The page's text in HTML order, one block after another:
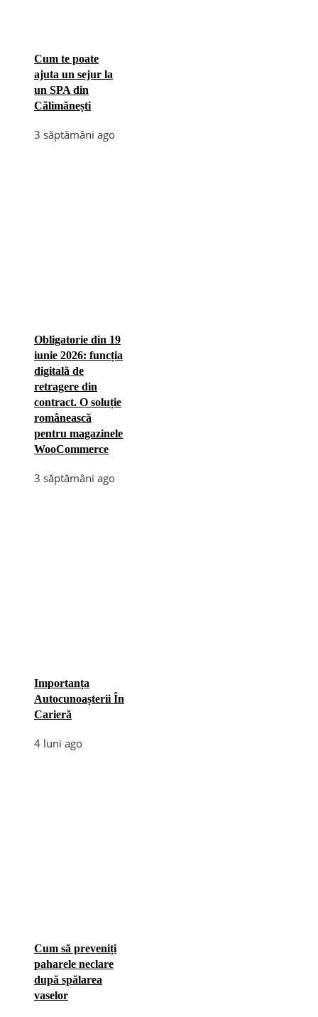
Cum te poate
ajuta un sejur la
un SPA din
Călimănești
3 săptămâni ago
Obligatorie din 19
iunie 2026: funcția
digitală de
retragere din
contract. O soluție
românească
pentru magazinele
WooCommerce
3 săptămâni ago
Importanța
Autocunoașterii În
Carieră
4 luni ago
Cum să preveniți
paharele neclare
după spălarea
vaselor